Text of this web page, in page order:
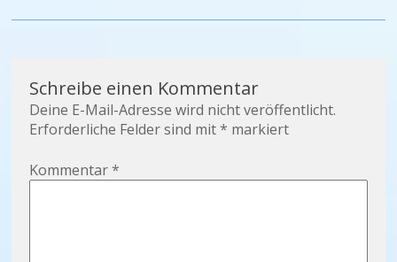
Schreibe einen Kommentar
Deine E-Mail-Adresse wird nicht veröffentlicht.
Erforderliche Felder sind mit* markiert
Kommentar*